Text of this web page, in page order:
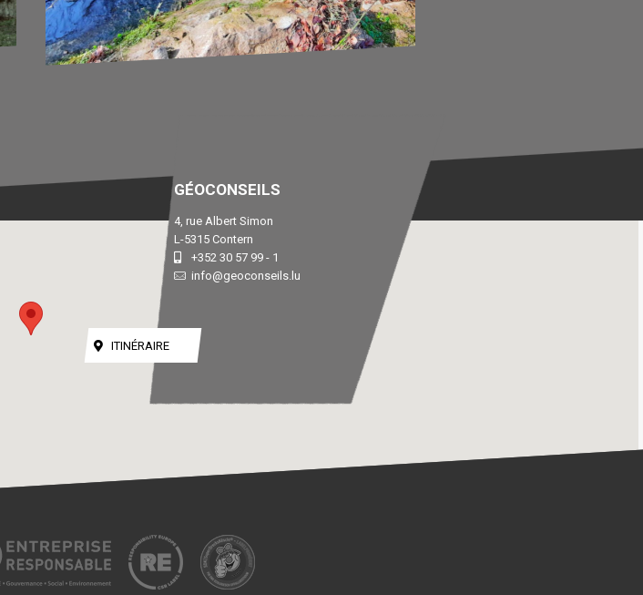
GÉOCONSEILS
4, rue Albert Simon
L-5315 Contern
+352 30 57 99 - 1
info@geoconseils.lu
ITINÉRAIRE